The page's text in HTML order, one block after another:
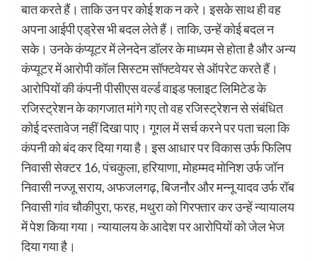
बात करते हैं। ताकि उन पर कोई शक न करे। इसके साथ ही वह
अपना आईपी एड्रेस भी बदल लेते हैं। ताकि, उन्हें कोई बदल न
सके। उनके कंप्यूटर में लेनदेन डॉलर के माध्यम से होता है और अन्य
कंप्यूटर में आरोपी कॉल सिस्टम सॉफ्टवेयर से ऑपरेट करते हैं।
आरोपियों की कंपनी पीसीएस वर्ल्ड वाइड फ्लाइट लिमिटेड के
रजिस्ट्रेशन के कागजात मांगे गए तो वह रजिस्ट्रेशन से संबंधित
कोई दस्तावेज नहीं दिखा पाए। गूगल में सर्च करने पर पता चला कि
कंपनी को बंद कर दिया गया है। इस आधार पर विकास उर्फ फिलिप
निवासी सेक्टर 16, पंचकुला, हरियाणा, मोहम्मद मोनिश उर्फ जॉन
निवासी नज्जू सराय, अफजलगढ़, बिजनौर और मन्नू यादव उर्फ रॉब
निवासी गांव चौकीपुरा, फरह, मथुरा को गिरफ्तार कर उन्हें न्यायालय
में पेश किया गया। न्यायालय के आदेश पर आरोपियों को जेल भेज
दिया गया है।